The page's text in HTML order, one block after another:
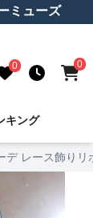
ミューズ
0 0
キング
デ レース飾り